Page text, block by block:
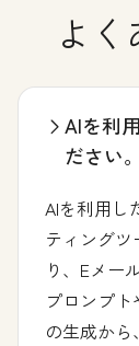
よく
AIを利
ださい。
AIを利用し
ティング
り、Eメー
プロンプ
の生成か